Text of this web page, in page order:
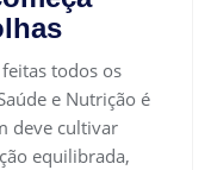
todos os
e Nutrição é
deve cultivar
equilibrada,